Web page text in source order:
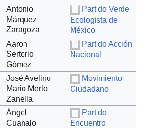
Antonio
Márquez
Zaragoza
Partido Verde
Ecologista de
México
Aaron
Sertorio
Gómez
Partido Acción
Nacional
José Avelino
Mario Merlo
Zanella
Movimiento
Ciudadano
Ángel
Cuanalo
Partido
Encuentro